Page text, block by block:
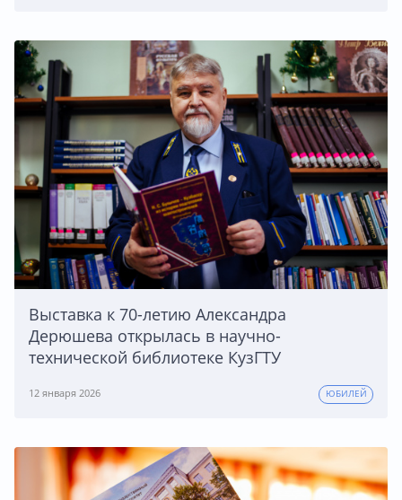
Выставка к 70-летию Александра
Дерюшева открылась в научно-
технической библиотеке КузГТУ
12 января 2026 ЮБИЛЕЙ